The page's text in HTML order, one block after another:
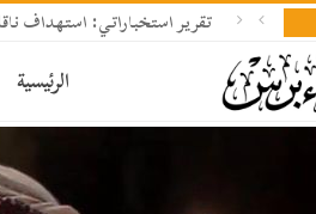
تقرير استخباراتي: استهداف
الرئيسية